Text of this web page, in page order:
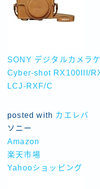
SONY デジタルカメラ
Cyber-shot RX100III/
LCJ-RXF/C
posted with カエレバ
ソニー
Amazon
楽天市場
Yahooショッピング